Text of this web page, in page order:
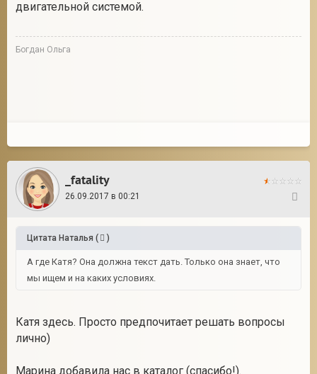
двигательной системой.
Богдан Ольга
_fatality
26.09.2017 в 00:21
Цитата Наталья ( )
А где Катя? Она должна текст дать. Только она знает, что
мы ищем и на каких условиях.
Катя здесь. Просто предпочитает решать вопросы
лично)
Марина добавила нас в каталог (спасибо!).